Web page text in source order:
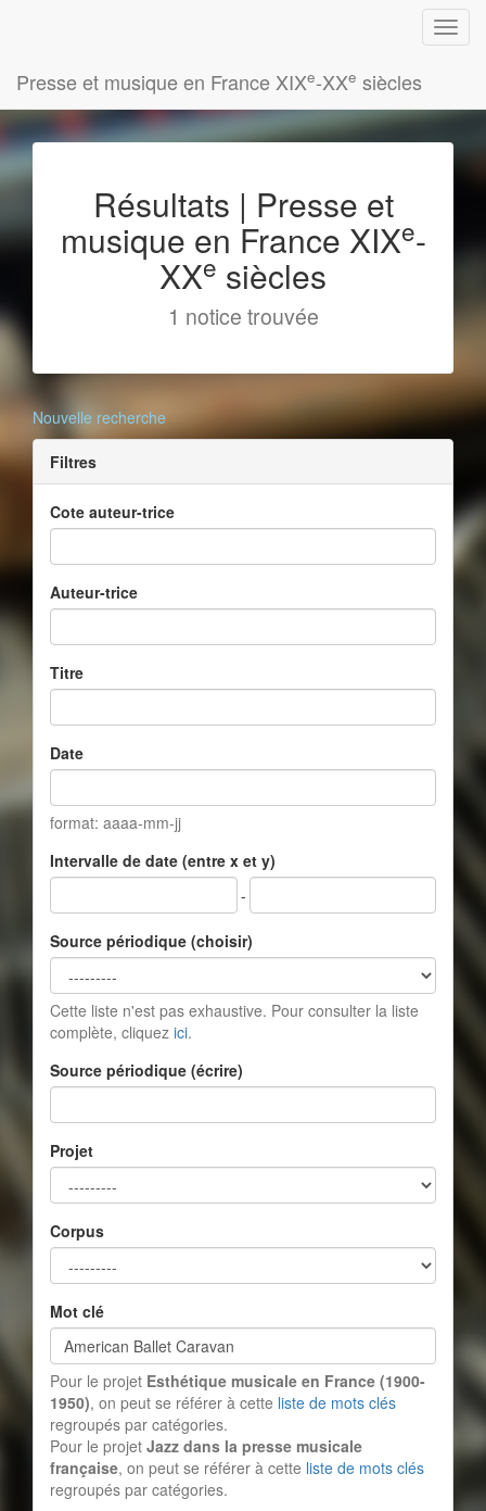
Presse et musique en France XIXe-XXe siècles
Résultats | Presse et
musique en France XIXe-
XXe siècles
1 notice trouvée
Nouvelle recherche
Filtres
Cote auteur-trice
Auteur-trice
Titre
Date
format: aaaa-mm-jj
Intervalle de date (entre x et y)
-
Source périodique (choisir)
Cette liste n'est pas exhaustive. Pour consulter la liste
complète, cliquez ici.
Source périodique (écrire)
Projet
Corpus
Mot clé
Pour le projet Esthétique musicale en France (1900-
1950), on peut se référer à cette liste de mots clés
regroupés par catégories.
Pour le projet Jazz dans la presse musicale
française, on peut se référer à cette liste de mots clés
regroupés par catégories.